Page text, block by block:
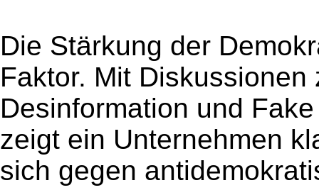
Die Stärkung der
Faktor. Mit Diskussionen
Desinformation und
zeigt ein Unternehmen
sich gegen